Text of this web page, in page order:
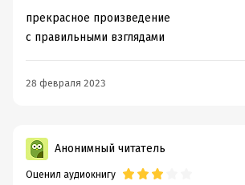
прекрасное произведение
с правильными взглядами
28 февраля 2023
Анонимный читатель
Оценил аудиокнигу